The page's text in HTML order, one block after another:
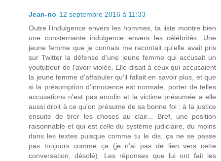
Jean-no 12 septembre 2016 à 11:33
Outre l'indulgence envers les hommes, ta liste montre bien
une consternante indulgence envers les célébrités. Une
jeune femme que je connais me racontait qu'elle avait pris
sur Twitter la défense d'une jeune femme qui accusait un
youtubeur de l'avoir violée. Elle disait à ceux qui accusaient
la jeune femme d'affabuler qu'il fallait en savoir plus, et que
si la présomption d'innocence est normale, porter de telles
accusations n'est pas anodin et la victime présumée a elle
aussi droit à ce qu'on présume de sa bonne foi : à la justice
ensuite de tirer les choses au clair... Bref, une position
raisonnable et qui est celle du système judiciaire, du moins
dans les textes puisque comme tu le dis, ça ne se passe
pas toujours comme ça (je n'ai pas de lien vers cette
conversation, désolé). Les réponses que lui ont fait les